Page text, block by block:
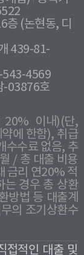
층 (논현동, 디
439-81-
543-4569
-03876호
20% 이내)(단,
에 한함), 취급
수수료 없음, 추
/ 총 대출 비용
금리 연20% 적
는 경우 총 상환
방법 등 대출계
의 조기상환수
접적인 대출 및